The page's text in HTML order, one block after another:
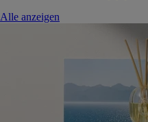
Alle anzeigen